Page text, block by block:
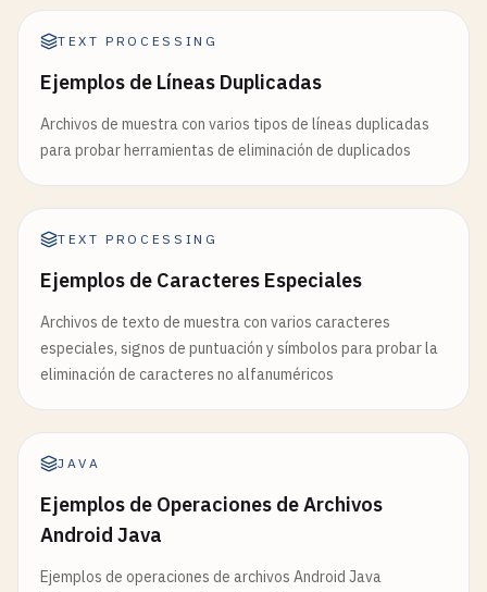
TEXT PROCESSING
Ejemplos de Líneas Duplicadas
Archivos de muestra con varios tipos de líneas duplicadas
para probar herramientas de eliminación de duplicados
TEXT PROCESSING
Ejemplos de Caracteres Especiales
Archivos de texto de muestra con varios caracteres
especiales, signos de puntuación y símbolos para probar la
eliminación de caracteres no alfanuméricos
JAVA
Ejemplos de Operaciones de Archivos
Android Java
Ejemplos de operaciones de archivos Android Java